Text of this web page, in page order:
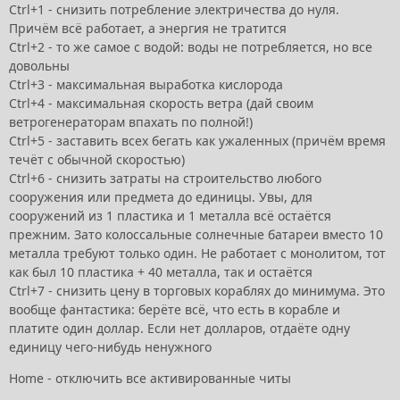
Ctrl+1 - снизить потребление электричества до нуля.
Причём всё работает, а энергия не тратится
Ctrl+2 - то же самое с водой: воды не потребляется, но все
довольны
Ctrl+3 - максимальная выработка кислорода
Ctrl+4 - максимальная скорость ветра (дай своим
ветрогенераторам впахать по полной!)
Ctrl+5 - заставить всех бегать как ужаленных (причём время
течёт с обычной скоростью)
Ctrl+6 - снизить затраты на строительство любого
сооружения или предмета до единицы. Увы, для
сооружений из 1 пластика и 1 металла всё остаётся
прежним. Зато колоссальные солнечные батареи вместо 10
металла требуют только один. Не работает с монолитом, тот
как был 10 пластика + 40 металла, так и остаётся
Ctrl+7 - снизить цену в торговых кораблях до минимума. Это
вообще фантастика: берёте всё, что есть в корабле и
платите один доллар. Если нет долларов, отдаёте одну
единицу чего-нибудь ненужного
Home - отключить все активированные читы